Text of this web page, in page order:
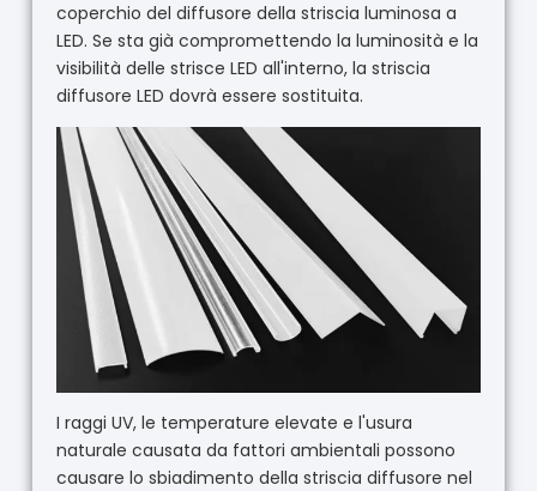
coperchio del diffusore della striscia luminosa a
LED. Se sta già compromettendo la luminosità e la
visibilità delle strisce LED all'interno, la striscia
diffusore LED dovrà essere sostituita.
I raggi UV, le temperature elevate e l'usura
naturale causata da fattori ambientali possono
causare lo sbiadimento della striscia diffusore nel